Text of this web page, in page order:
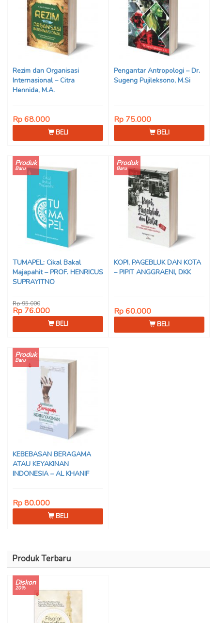
Rezim dan Organisasi
Internasional – Citra
Hennida, M.A.
Rp 68.000
BELI
Pengantar Antropologi – Dr.
Sugeng Pujileksono, M.Si
Rp 75.000
BELI
Produk
Baru
TUMAPEL: Cikal Bakal
Majapahit – PROF. HENRICUS
SUPRAYITNO
Rp 95.000
Rp 76.000
BELI
Produk
Baru
KOPI, PAGEBLUK DAN KOTA
– PIPIT ANGGRAENI, DKK
Rp 60.000
BELI
Produk
Baru
KEBEBASAN BERAGAMA
ATAU KEYAKINAN
INDONESIA – AL KHANIF
Rp 80.000
BELI
Produk Terbaru
Diskon
20%